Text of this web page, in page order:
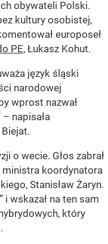
obywateli Polski.
kultury osobistej,
europoseł
PE, Łukasz Kohut.
język śląski
narodowej
wprost nazwał
napisała
o wecie. Głos zabrał
ministra koordynatora
Stanisław Żaryn.
i wskazał na ten sam
który